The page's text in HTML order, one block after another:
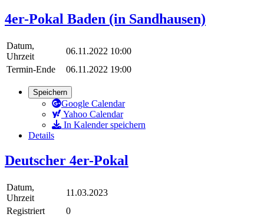
4er-Pokal Baden (in Sandhausen)
Datum,
Uhrzeit
06.11.2022 10:00
Termin-Ende
06.11.2022 19:00
Speichern
Google Calendar
Yahoo Calendar
In Kalender speichern
Details
Deutscher 4er-Pokal
Datum,
Uhrzeit
11.03.2023
Registriert
0